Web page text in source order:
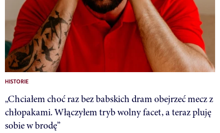
HISTORIE
„Chciałem choć raz bez babskich dram obejrzeć mecz z
chłopakami. Włączyłem tryb wolny facet, a teraz pluję
sobie w brodę”